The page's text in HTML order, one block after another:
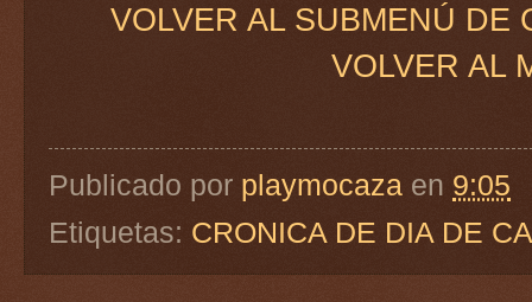
VOLVER AL SUBMENÚ DE
VOLVER AL
Publicado por playmocaza en 9:05
Etiquetas: CRONICA DE DIA DE